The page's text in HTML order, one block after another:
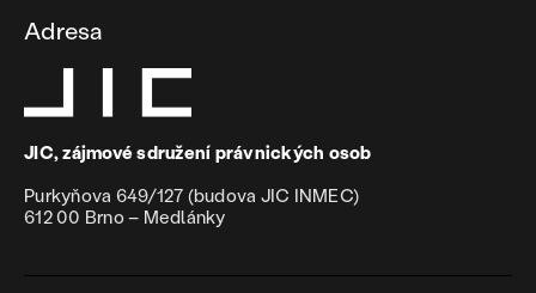
Adresa
JIC, zájmové sdružení právnických osob
Purkyňova 649/127 (budova JIC INMEC)
612 00 Brno – Medlánky